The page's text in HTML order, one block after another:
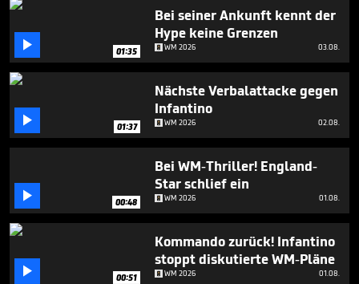
 01:35
Bei seiner Ankunft kennt der
Hype keine Grenzen
WM 2026 03.08.
 01:37
Nächste Verbalattacke gegen
Infantino
WM 2026 02.08.
 00:48
Bei WM-Thriller! England-
Star schlief ein
WM 2026 01.08.
 00:51
Kommando zurück! Infantino
stoppt diskutierte WM-Pläne
WM 2026 01.08.